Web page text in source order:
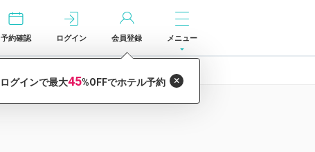
予約確認 ログイン 会員登録 メニュー